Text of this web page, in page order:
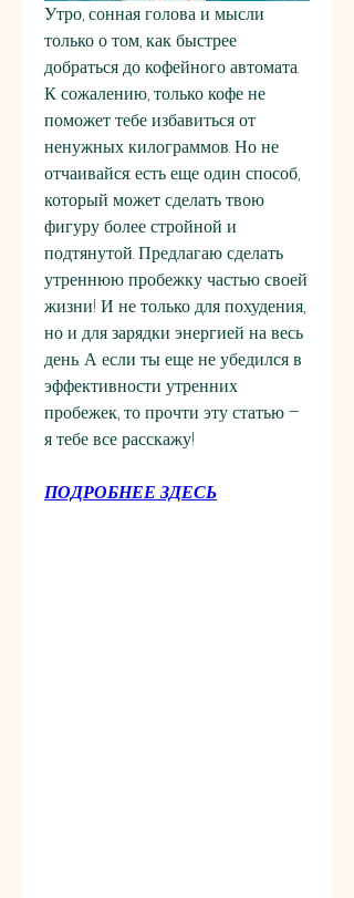
Утро, сонная голова и мысли
только о том, как быстрее
добраться до кофейного автомата.
К сожалению, только кофе не
поможет тебе избавиться от
ненужных килограммов. Но не
отчаивайся: есть еще один способ,
который может сделать твою
фигуру более стройной и
подтянутой. Предлагаю сделать
утреннюю пробежку частью своей
жизни! И не только для похудения,
но и для зарядки энергией на весь
день. А если ты еще не убедился в
эффективности утренних
пробежек, то прочти эту статью –
я тебе все расскажу!
ПОДРОБНЕЕ ЗДЕСЬ